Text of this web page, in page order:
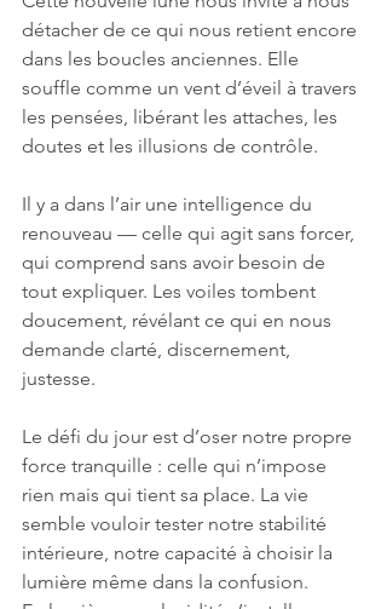
détacher de ce qui nous retient encore
dans les boucles anciennes. Elle
souffle comme un vent d’éveil à travers
les pensées, libérant les attaches, les
doutes et les illusions de contrôle.
Il y a dans l’air une intelligence du
renouveau — celle qui agit sans forcer,
qui comprend sans avoir besoin de
tout expliquer. Les voiles tombent
doucement, révélant ce qui en nous
demande clarté, discernement,
justesse.
Le défi du jour est d’oser notre propre
force tranquille : celle qui n’impose
rien mais qui tient sa place. La vie
semble vouloir tester notre stabilité
intérieure, notre capacité à choisir la
lumière même dans la confusion.